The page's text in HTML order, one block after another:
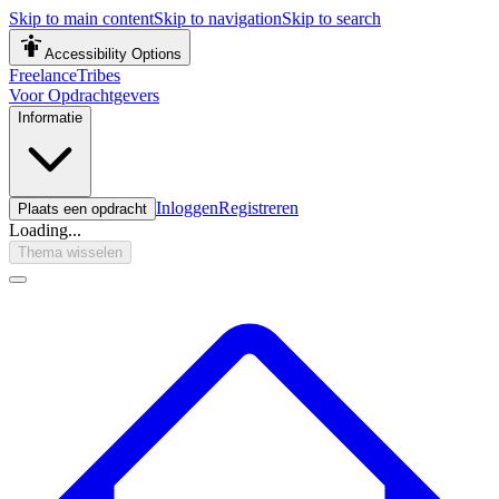
Skip to main contentSkip to navigationSkip to search
Accessibility Options
FreelanceTribes
Voor Opdrachtgevers
Informatie
Plaats een opdracht InloggenRegistreren
Loading...
Thema wisselen